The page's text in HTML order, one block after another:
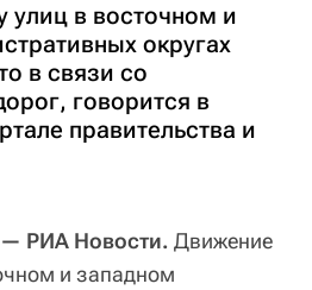
улиц в восточном и
округах
в связи со
говорится в
правительства и
РИА Новости. Движение
и западном